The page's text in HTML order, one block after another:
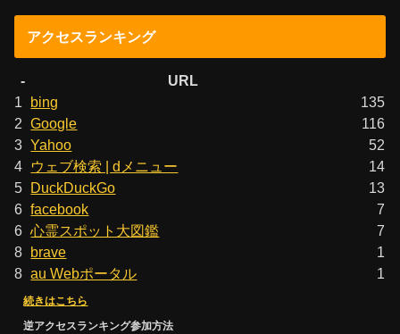
アクセスランキング
-
URL
1
bing
135
2 Google
116
3 Yahoo
52
4
ウェブ検索 | dメニュー
14
5 DuckDuckGo
13
6 facebook
7
6 心霊スポット大図鑑
7
8 brave
1
8 au Webポータル 1
続きはこちら
逆アクセスランキング参加方法